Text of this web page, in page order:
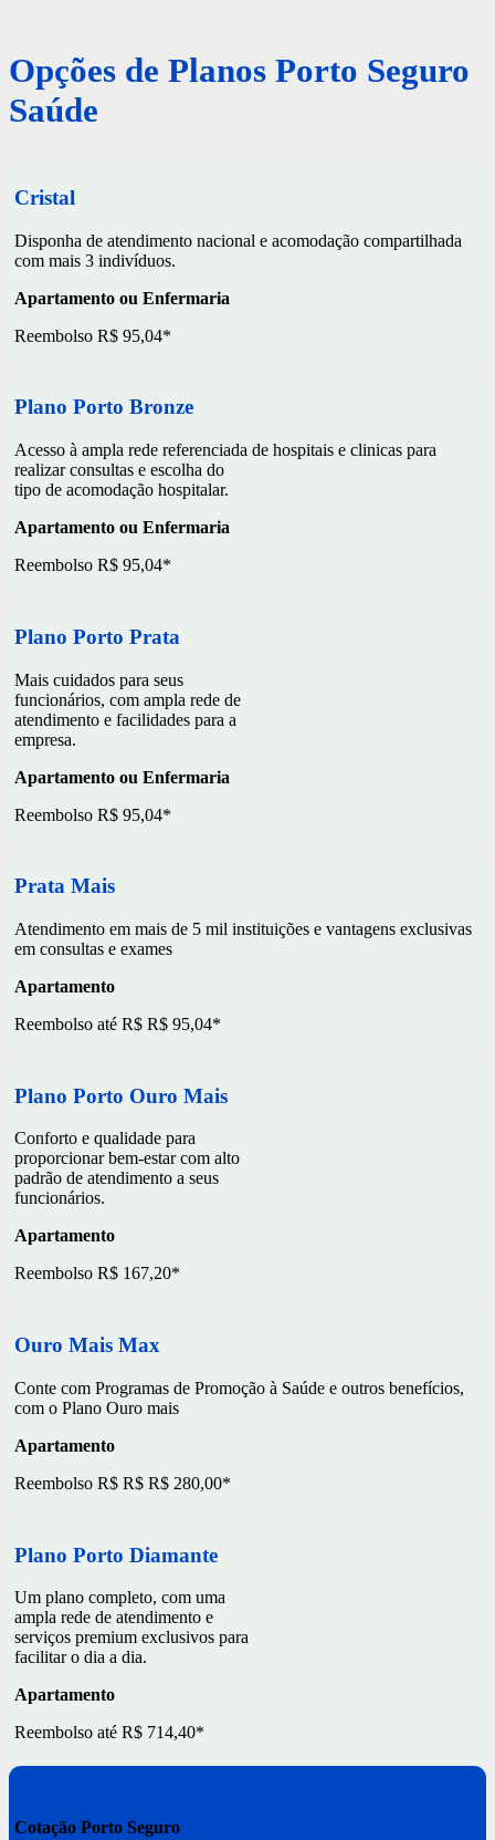
Opções de Planos Porto Seguro
Saúde
Cristal
Disponha de atendimento nacional e acomodação compartilhada
com mais 3 indivíduos.
Apartamento ou Enfermaria
Reembolso R$ 95,04*
Plano Porto Bronze
Acesso à ampla rede referenciada de hospitais e clinicas para
realizar consultas e escolha do
tipo de acomodação hospitalar.
Apartamento ou Enfermaria
Reembolso R$ 95,04*
Plano Porto Prata
Mais cuidados para seus
funcionários, com ampla rede de
atendimento e facilidades para a
empresa.
Apartamento ou Enfermaria
Reembolso R$ 95,04*
Prata Mais
Atendimento em mais de 5 mil instituições e vantagens exclusivas
em consultas e exames
Apartamento
Reembolso até R$ R$ 95,04*
Plano Porto Ouro Mais
Conforto e qualidade para
proporcionar bem-estar com alto
padrão de atendimento a seus
funcionários.
Apartamento
Reembolso R$ 167,20*
Ouro Mais Max
Conte com Programas de Promoção à Saúde e outros benefícios,
com o Plano Ouro mais
Apartamento
Reembolso R$ R$ R$ 280,00*
Plano Porto Diamante
Um plano completo, com uma
ampla rede de atendimento e
serviços premium exclusivos para
facilitar o dia a dia.
Apartamento
Reembolso até R$ 714,40*
Cotação Porto Seguro